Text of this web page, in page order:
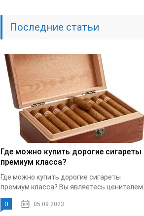
Последние статьи
Где можно купить дорогие сигареты
премиум класса?
Где можно купить дорогие сигареты
премиум класса? Вы являетесь ценителем...
0 05.09.2023